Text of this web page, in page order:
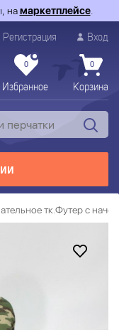
намаркетплейсе.
Регистрация Вход
0
Избранное
0
Корзина
тк.Футер с